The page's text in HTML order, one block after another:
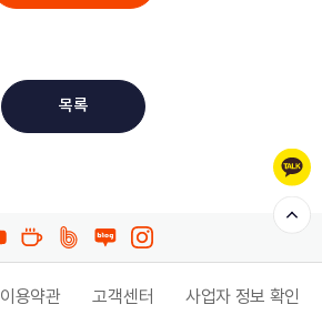
목록
이용약관 고객센터 사업자 정보 확인